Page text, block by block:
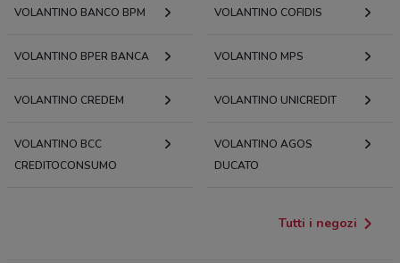
VOLANTINO BANCO BPM VOLANTINO COFIDIS
VOLANTINO BPER BANCA VOLANTINO MPS
VOLANTINO CREDEM VOLANTINO UNICREDIT
VOLANTINO BCC
CREDITOCONSUMO
VOLANTINO AGOS
DUCATO
Tutti i negozi